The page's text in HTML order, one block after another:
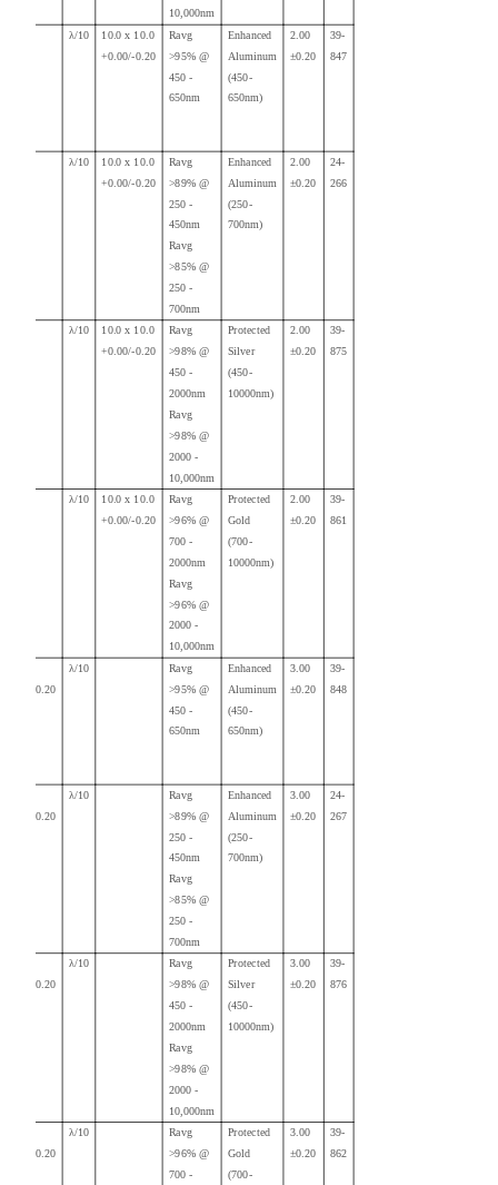
10,000nm
λ/10
10.0 x 10.0
+0.00/-0.20
Ravg
>95% @
450 -
650nm
Enhanced
Aluminum
(450-
650nm)
2.00
±0.20
39-
847
λ/10
10.0 x 10.0
+0.00/-0.20
Ravg
>89% @
250 -
450nm
Ravg
>85% @
250 -
700nm
Enhanced
Aluminum
(250-
700nm)
2.00
±0.20
24-
266
λ/10
10.0 x 10.0
+0.00/-0.20
Ravg
>98% @
450 -
2000nm
Ravg
>98% @
2000 -
10,000nm
Protected
Silver
(450-
10000nm)
2.00
±0.20
39-
875
λ/10
10.0 x 10.0
+0.00/-0.20
Ravg
>96% @
700 -
2000nm
Ravg
>96% @
2000 -
10,000nm
Protected
Gold
(700-
10000nm)
2.00
±0.20
39-
861
+0.00/-0.20
λ/10
Ravg
>95% @
450 -
650nm
Enhanced
Aluminum
(450-
650nm)
3.00
±0.20
39-
848
+0.00/-0.20
λ/10
Ravg
>89% @
250 -
450nm
Ravg
>85% @
250 -
700nm
Enhanced
Aluminum
(250-
700nm)
3.00
±0.20
24-
267
+0.00/-0.20
λ/10
Ravg
>98% @
450 -
2000nm
Ravg
>98% @
2000 -
10,000nm
Protected
Silver
(450-
10000nm)
3.00
±0.20
39-
876
+0.00/-0.20
λ/10
Ravg
>96% @
700 -
Protected
Gold
(700-
3.00
±0.20
39-
862